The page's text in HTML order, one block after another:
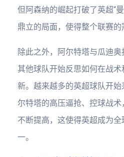
但阿森纳的崛起打破了英超“
鼎立的局面，使得整个联赛的
除此之外，阿尔特塔与瓜迪
其他球队开始反思如何在战术
新。越来越多的英超球队开
尔特塔的高压逼抢、控球战
不断提高，这使得英超成为
一。